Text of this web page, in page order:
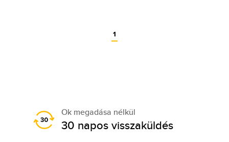
1
Ok megadása nélkül
30 napos visszaküldés